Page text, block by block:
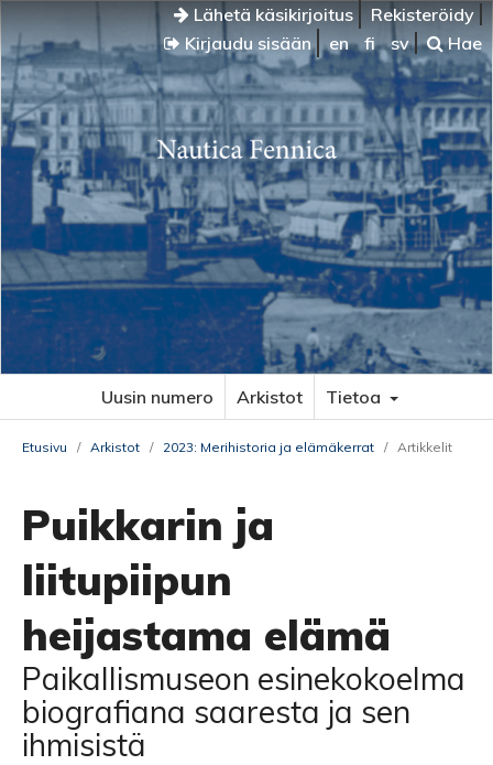
Lähetä käsikirjoitus
Rekisteröidy
Kirjaudu sisään
en fi sv Hae
Uusin numero Arkistot Tietoa
Etusivu / Arkistot / 2023: Merihistoria ja elämäkerrat / Artikkelit
Puikkarin ja
liitupiipun
heijastama elämä
Paikallismuseon esinekokoelma
biografiana saaresta ja sen
ihmisistä